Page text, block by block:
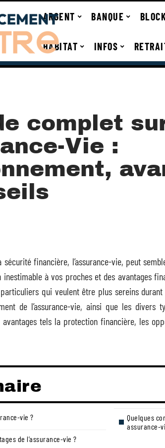
ARGENT BANQUE
HABITAT INFOS
complet
Vie :
financière, l’assurance-vie, peut
à vos proches et des avantages
qui veulent être plus sereins
de l’assurance-vie, ainsi que les divers
avantages tels la protection financière, les
vie ?
de l’assurance-vie ?
Quelques
assurance-